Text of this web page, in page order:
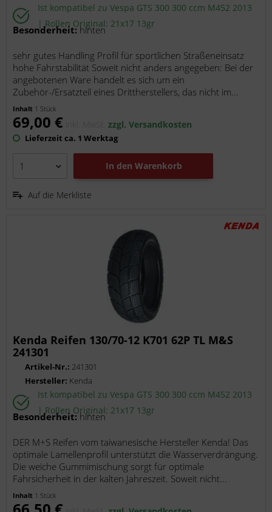
Ist kompatibel zu Vespa GTS 300 300 ccm M452 2013
| Rollen Original: 21x17 13gr
Besonderheit:hinten
sehr gutes Handling Profil für sportlichen Straßeneinsatz
hohe Fahrstabilität Soweit nicht anders angegeben: Bei der
angebotenen Ware handelt es sich um ein
Zubehör-/Ersatzteil eines Drittherstellers, das nicht im...
Inhalt 1 Stück
69,00 € inkl. MwSt.zzgl. Versandkosten
Lieferzeit ca. 1 Werktag
In den Warenkorb
Auf die Merkliste
Kenda Reifen 130/70-12 K701 62P TL M&S
241301
Artikel-Nr.: 241301
Hersteller: Kenda
Ist kompatibel zu Vespa GTS 300 300 ccm M452 2013
| Rollen Original: 21x17 13gr
Besonderheit:hinten
DER M+S Reifen vom taiwanesische Hersteller Kenda! Das
optimale Lamellenprofil unterstützt die Wasserverdrängung.
Die weiche Gummimischung sorgt für optimale
Fahrsicherheit in der kalten Jahreszeit. Soweit nicht...
Inhalt 1 Stück